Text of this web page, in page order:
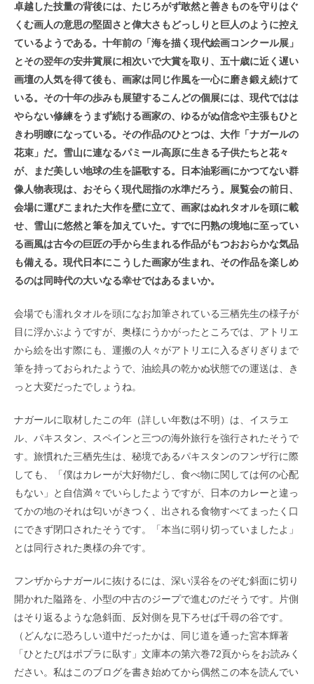
卓越した技量の背後には、たじろがず敢然と善きものを守りはぐ
くむ画人の意思の堅固さと偉大さもどっしりと巨人のように控え
ているようである。十年前の「海を描く現代絵画コンクール展」
とその翌年の安井賞展に相次いで大賞を取り、五十歳に近く遅い
画壇の人気を得て後も、画家は同じ作風を一心に磨き鍛え続けて
いる。その十年の歩みも展望するこんどの個展には、現代ではは
やらない修練をうまず続ける画家の、ゆるがぬ信念や主張もひと
きわ明瞭になっている。その作品のひとつは、大作「ナガールの
花束」だ。雪山に連なるパミール高原に生きる子供たちと花々
が、まだ美しい地球の生を謳歌する。日本油彩画にかつてない群
像人物表現は、おそらく現代屈指の水準だろう。展覧会の前日、
会場に運びこまれた大作を壁に立て、画家はぬれタオルを頭に載
せ、雪山に悠然と筆を加えていた。すでに円熟の境地に至ってい
る画風は古今の巨匠の手から生まれる作品がもつおおらかな気品
も備える。現代日本にこうした画家が生まれ、その作品を楽しめ
るのは同時代の大いなる幸せではあるまいか。
会場でも濡れタオルを頭になお加筆されている三栖先生の様子が
目に浮かぶようですが、奥様にうかがったところでは、アトリエ
から絵を出す際にも、運搬の人々がアトリエに入るぎりぎりまで
筆を持っておられたようで、油絵具の乾かぬ状態での運送は、き
っと大変だったでしょうね。
ナガールに取材したこの年（詳しい年数は不明）は、イスラエ
ル、パキスタン、スペインと三つの海外旅行を強行されたそうで
す。旅慣れた三栖先生は、秘境であるパキスタンのフンザ行に際
しても、「僕はカレーが大好物だし、食べ物に関しては何の心配
もない」と自信満々でいらしたようですが、日本のカレーと違っ
てかの地のそれは匂いがきつく、出される食物すべてまったく口
にできず閉口されたそうです。「本当に弱り切っていましたよ」
とは同行された奥様の弁です。
フンザからナガールに抜けるには、深い渓谷をのぞむ斜面に切り
開かれた隘路を、小型の中古のジープで進むのだそうです。片側
はそり返るような急斜面、反対側を見下ろせば千尋の谷です。
（どんなに恐ろしい道中だったかは、同じ道を通った宮本輝著
「ひとたびはポプラに臥す」文庫本の第六巻72頁からをお読みく
ださい。私はこのブログを書き始めてから偶然この本を読んでい